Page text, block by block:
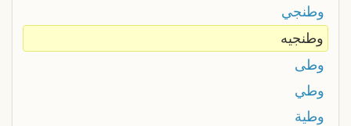
وطنجي
وطنجيه
وطى
وطي
وطية